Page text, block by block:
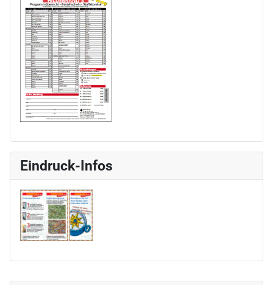
Eindruck-Infos